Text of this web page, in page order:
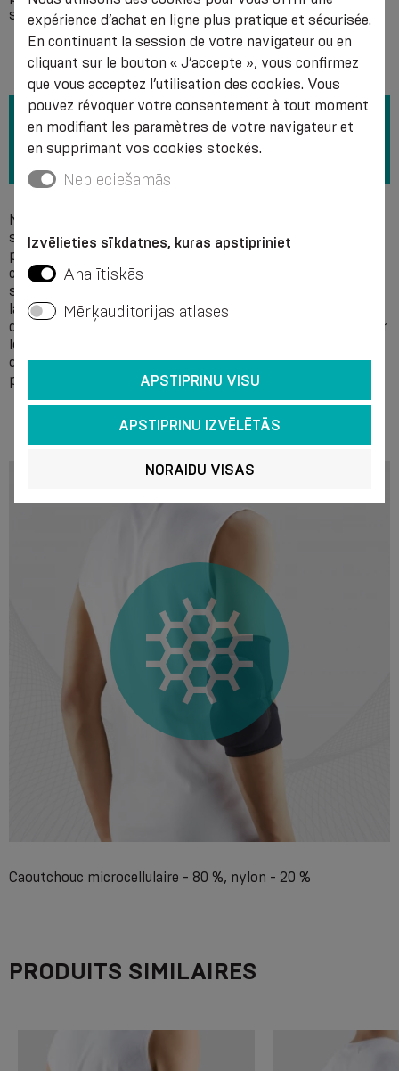
sous surveillance médicale).
Nous recommandons de laver à la main dans une solution
savonneuse à une température de + 40 °C sans utiliser de
produits de blanchiment. Ne pas nettoyer chimiquement,
car la structure du néoprène se dégrade sous l’influence de
solvants acides et alcalins ainsi que de lubrifiants. Après
lavage, ne pas tourner ni tomber à sec. Il est recommandé
de comprimer doucement l’eau sans se frotter et de sécher
le produit de manière disséminée. Au moins à une distance
d’un mètre des appareils de chauffage. Le produit ne doit
pas être séché au soleil ni repassé. Ne fermez pas.
Caoutchouc microcellulaire - 80 %, nylon - 20 %
PRODUITS SIMILAIRES
expérience d’achat en ligne plus pratique et sécurisée.
En continuant la session de votre navigateur ou en
cliquant sur le bouton « J’accepte », vous confirmez
que vous acceptez l’utilisation des cookies. Vous
pouvez révoquer votre consentement à tout moment
en modifiant les paramètres de votre navigateur et
en supprimant vos cookies stockés.
Nepieciešamās
Izvēlieties sīkdatnes, kuras apstipriniet
Analītiskās
Mērķauditorijas atlases
APSTIPRINU VISU
APSTIPRINU IZVĒLĒTĀS
NORAIDU VISAS